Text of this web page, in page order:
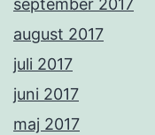
september 2017
august 2017
juli 2017
juni 2017
maj 2017